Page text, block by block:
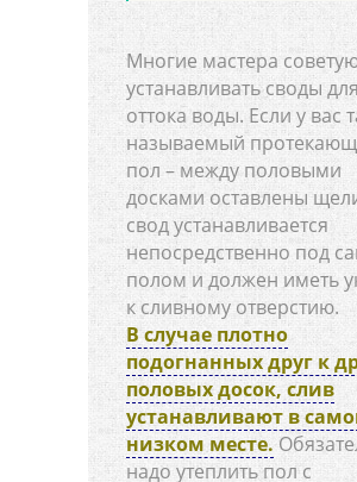
Многие мастера
устанавливать своды для
оттока воды. Если у вас
называемый
пол – между половыми
досками оставлены
свод устанавливается
непосредственно под
полом и должен иметь
к сливному отверстию.
В случае плотно
подогнанных друг к
половых досок, слив
устанавливают в
низком месте.
надо утеплить пол с